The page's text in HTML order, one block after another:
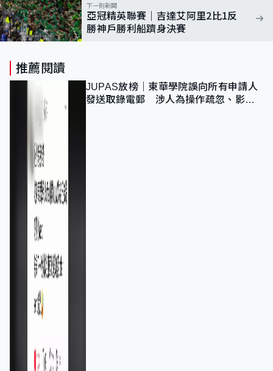
下一則新聞
亞冠精英聯賽｜吉達艾阿里2比1反
勝神戶勝利船躋身決賽
推薦閱讀
JUPAS放榜｜東華學院誤向所有申請人
發送取錄電郵 涉人為操作疏忽、影響